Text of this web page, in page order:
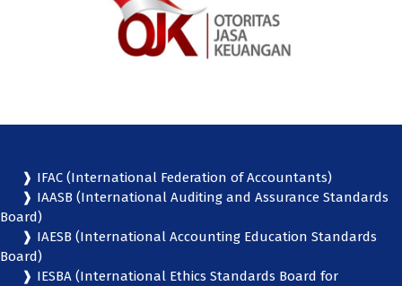
❱ IFAC (International Federation of Accountants)
❱ IAASB (International Auditing and Assurance Standards
Board)
❱ IAESB (International Accounting Education Standards
Board)
❱ IESBA (International Ethics Standards Board for